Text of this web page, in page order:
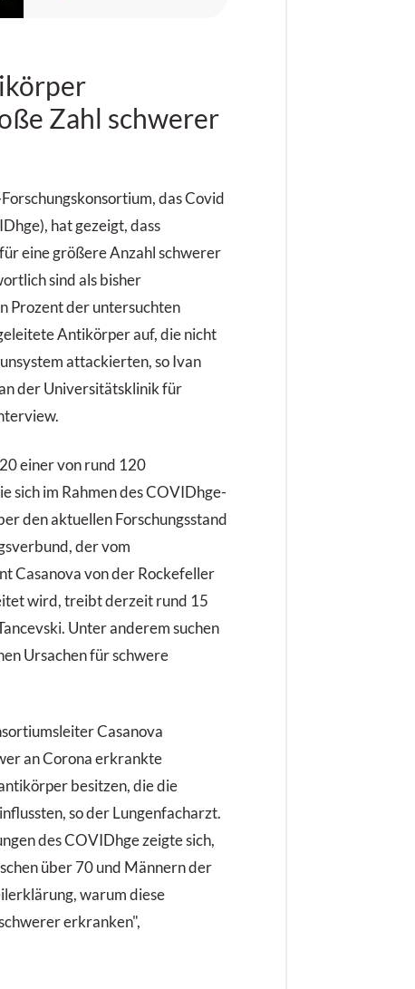
später mit unstillbarem
Erbrechen,
Kopfschmerzen und
Zahl schwerer
das Covid
hat gezeigt, dass
eine größere Anzahl schwerer
sind als bisher
Prozent der untersuchten
Antikörper auf, die nicht
attackierten, so Ivan
der Universitätsklinik für
einer von rund 120
sich im Rahmen des COVIDhge-
den aktuellen Forschungsstand
der vom
Casanova von der Rockefeller
wird, treibt derzeit rund 15
Unter anderem suchen
Ursachen für schwere
Casanova
an Corona erkrankte
besitzen, die die
so der Lungenfacharzt.
des COVIDhge zeigte sich,
über 70 und Männern der
warum diese
erkranken",